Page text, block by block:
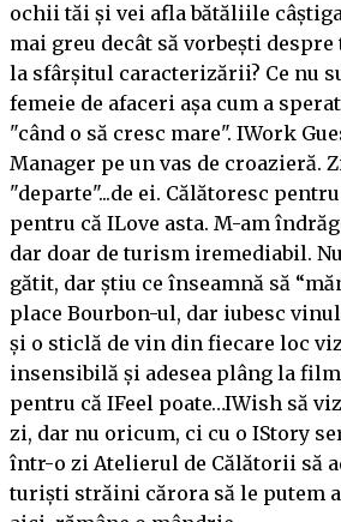
ochii tăi și vei afla bătăliile
mai greu decât să vorbești
la sfârșitul caracterizării? Ce nu
femeie de afaceri așa cum a
"când o să cresc mare". IWork
Manager pe un vas de croazieră.
"departe"...de ei. Călătoresc
pentru că ILove asta. M-am
dar doar de turism iremediabil.
gătit, dar știu ce înseamnă să
place Bourbon-ul, dar iubesc
și o sticlă de vin din fiecare loc
insensibilă și adesea plâng la
pentru că IFeel poate…IWish să
zi, dar nu oricum, ci cu o IStory
într-o zi Atelierul de Călătorii să
turiști străini cărora să le putem